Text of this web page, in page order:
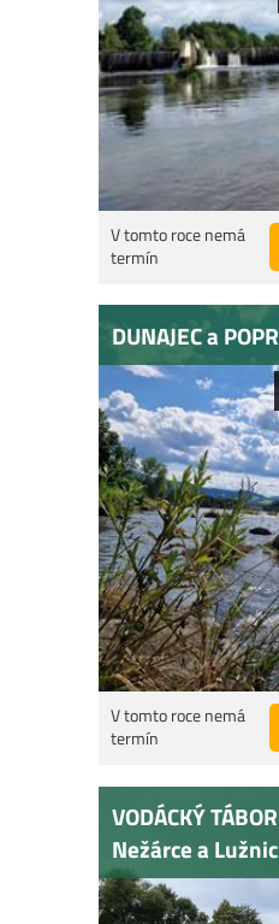
V tomto roce nemá
termín
DUNAJEC a
V tomto roce nemá
termín
VODÁCKÝ
Nežárce a